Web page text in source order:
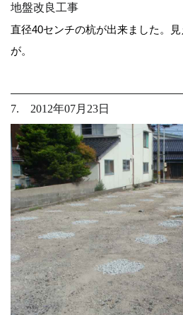
地盤改良工事
直径40センチの杭が出来ました。
が。
7. 2012年07月23日